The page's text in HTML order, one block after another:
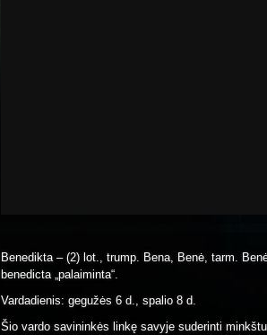
Benedikta – (2) lot., trump. Bena, Benė, tarm.
benedicta „palaiminta“.
Vardadienis: gegužės 6 d., spalio 8 d.
Šio vardo savininkės linkę savyje suderinti